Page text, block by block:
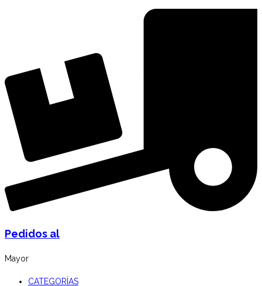
Pedidos al
Mayor
CATEGORÍAS